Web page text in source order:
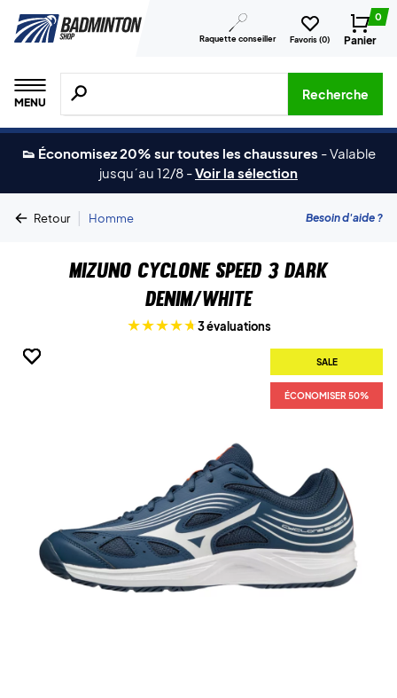
Raquette conseiller Favoris (0)
0
Panier
MENU
Recherche de produits, de marques, etc.
Recherche
👟 Économisez 20% sur toutes les chaussures -Valable
jusqu´au 12/8 -Voir la sélection
Retour | Homme Besoin d'aide ?
Mizuno Cyclone Speed 3 Dark
Denim/White
3 évaluations
SALE
ÉCONOMISER 50%
SALE
ÉCONOMISER 50%
SALE
ÉCONOMISER 50%
SALE
ÉCONOMISER 50%
SALE
ÉCONOMISER 50%